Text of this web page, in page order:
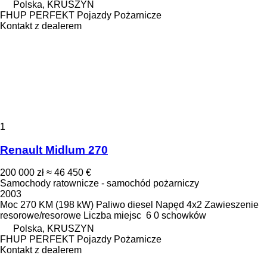
Polska, KRUSZYN
FHUP PERFEKT Pojazdy Pożarnicze
Kontakt z dealerem
1
Renault Midlum 270
200 000 zł ≈ 46 450 €
Samochody ratownicze - samochód pożarniczy
2003
Moc 270 KM (198 kW) Paliwo diesel Napęd 4x2 Zawieszenie
resorowe/resorowe Liczba miejsc 6 0 schowków
Polska, KRUSZYN
FHUP PERFEKT Pojazdy Pożarnicze
Kontakt z dealerem